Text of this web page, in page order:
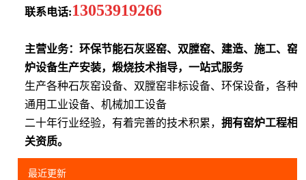
联系电话:13053919266
主营业务：环保节能石灰竖窑、双膛窑、建造、施工、窑
炉设备生产安装，煅烧技术指导，一站式服务
生产各种石灰窑设备、双膛窑非标设备、环保设备，各种
通用工业设备、机械加工设备
二十年行业经验，有着完善的技术积累，拥有窑炉工程相
关资质。
最近更新